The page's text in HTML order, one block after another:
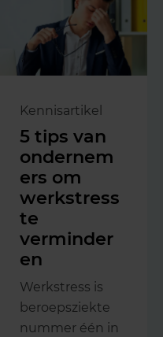
Kennisartikel
5 tips van
ondernem
ers om
werkstress
te
verminder
en
Werkstress is
beroepsziekte
nummer één in